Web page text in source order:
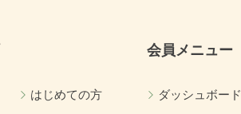
はじめての方
会員メニュー
ダッシュボード